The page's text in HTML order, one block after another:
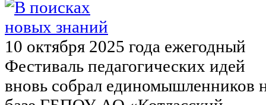
10 октября 2025 года ежегодный
Фестиваль педагогических идей
вновь собрал единомышленников